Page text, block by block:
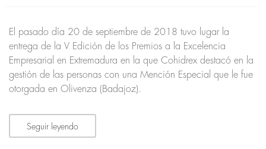
El pasado día 20 de septiembre de 2018 tuvo lugar la
entrega de la V Edición de los Premios a la Excelencia
Empresarial en Extremadura en la que Cohidrex destacó en la
gestión de las personas con una Mención Especial que le fue
otorgada en Olivenza (Badajoz).
Seguir leyendo